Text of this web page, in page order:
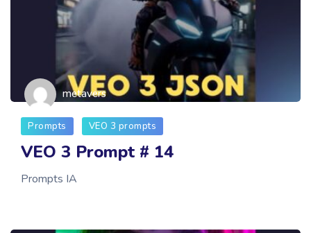
metavers
Prompts VEO 3 prompts
VEO 3 Prompt # 14
Prompts IA